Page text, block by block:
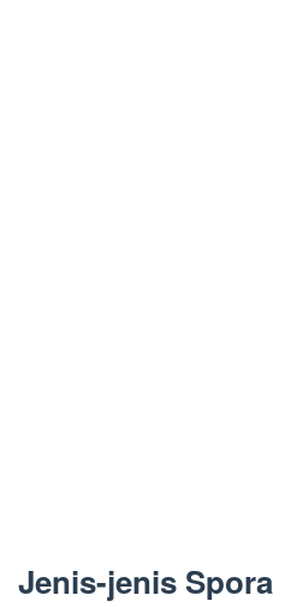
Jenis-jenis Spora